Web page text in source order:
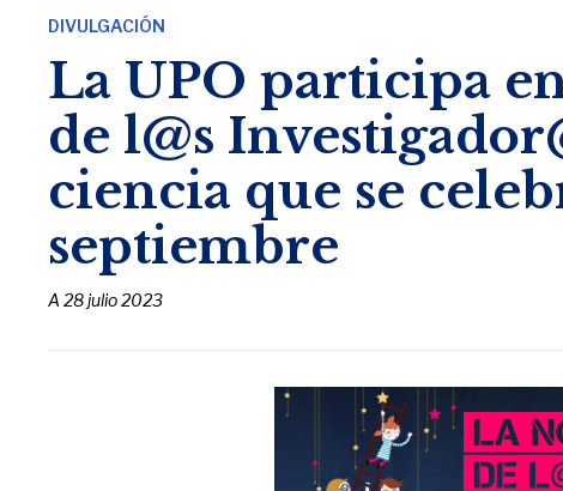
navigation
DIVULGACIÓN
La UPO participa
de l@s
ciencia que se
septiembre
A28 julio 2023